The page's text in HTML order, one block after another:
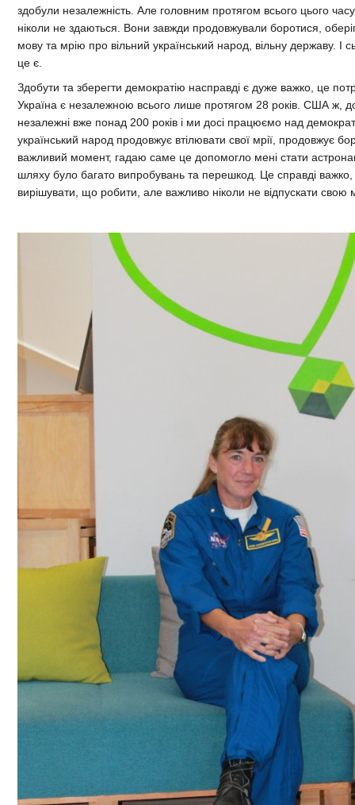
здобули незалежність. Але головним протягом всього цього
ніколи не здаються. Вони завжди продовжували боротися,
мову та мрію про вільний український народ, вільну державу. І
це є.
Здобути та зберегти демократію насправді є дуже важко, це
Україна є незалежною всього лише протягом 28 років. США ж,
незалежні вже понад 200 років і ми досі працюємо над
український народ продовжує втілювати свої мрії, продовжує
важливий момент, гадаю саме це допомогло мені стати
шляху було багато випробувань та перешкод. Це справді важко,
вирішувати, що робити, але важливо ніколи не відпускати свою